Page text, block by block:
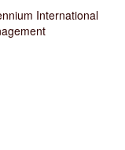
International